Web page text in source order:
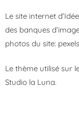
Le site internet
des banques
photos du site:
Le thème utilisé sur
Studio la Luna.